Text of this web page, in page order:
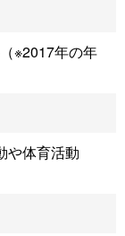
※2017年の年
や体育活動